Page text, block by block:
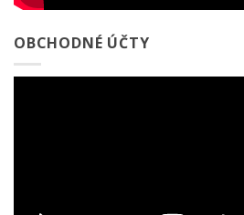
OBCHODNÉ ÚČTY